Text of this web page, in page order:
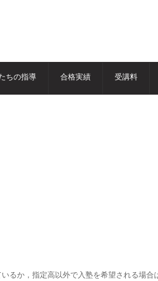
ちの指導 合格実績 受講料
るか，指定高以外で入塾を希望される場合